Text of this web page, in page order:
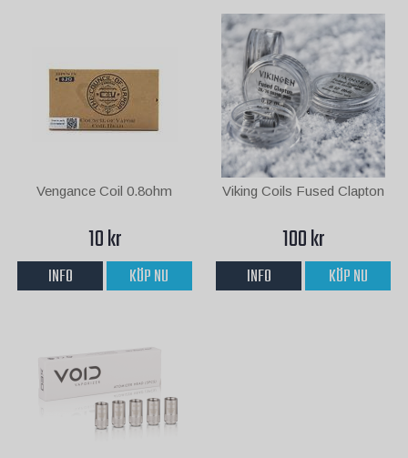
Vengance Coil 0.8ohm
10 kr
INFO KÖP NU
Viking Coils Fused Clapton
100 kr
INFO KÖP NU